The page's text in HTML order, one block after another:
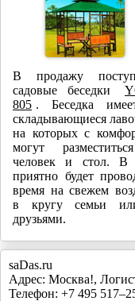
В продажу
садовые беседки
805 . Беседка
складывающиеся
на которых с
могут
человек и стол. В
приятно будет
время на свежем
в кругу семьи
друзьями.
saDas.ru
Адрес: Москва!,
Телефон: +7 495